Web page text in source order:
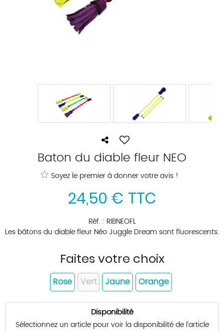
Baton du diable fleur NEO
Soyez le premier à donner votre avis !
24,50 € TTC
Réf. : RIBNEOFL
Les bâtons du diable fleur Néo Juggle Dream sont fluorescents.
Faites votre choix
Rose Vert Jaune Orange
Disponibilité
Sélectionnez un article pour voir la disponibilité de l’article